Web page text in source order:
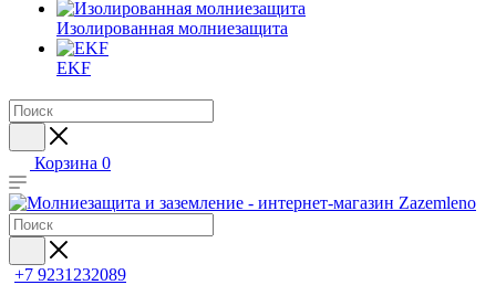
Изолированная молниезащита
EKF
Корзина 0
+7 9231232089